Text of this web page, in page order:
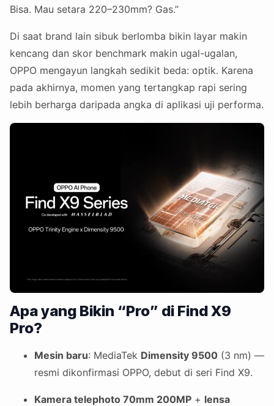
Bisa. Mau setara 220–230mm? Gas.”
Di saat brand lain sibuk berlomba bikin layar makin
kencang dan skor benchmark makin ugal-ugalan,
OPPO mengayun langkah sedikit beda: optik. Karena
pada akhirnya, momen yang tertangkap rapi sering
lebih berharga daripada angka di aplikasi uji performa.
Apa yang Bikin “Pro” di Find X9
Pro?
Mesin baru: MediaTek Dimensity 9500 (3 nm) —
resmi dikonfirmasi OPPO, debut di seri Find X9.
Kamera telephoto 70mm 200MP + lensa